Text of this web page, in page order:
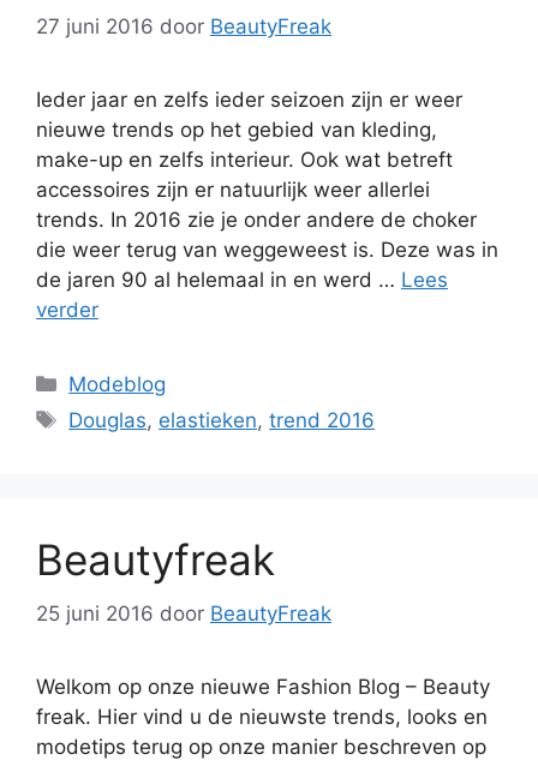
27 juni 2016 door BeautyFreak
Ieder jaar en zelfs ieder seizoen zijn er weer
nieuwe trends op het gebied van kleding,
make-up en zelfs interieur. Ook wat betreft
accessoires zijn er natuurlijk weer allerlei
trends. In 2016 zie je onder andere de choker
die weer terug van weggeweest is. Deze was in
de jaren 90 al helemaal in en werd … Lees
verder
Categorieën
Modeblog
Tags
Douglas, elastieken,trend 2016
Beautyfreak
25 juni 2016 door BeautyFreak
Welkom op onze nieuwe Fashion Blog – Beauty
freak. Hier vind u de nieuwste trends, looks en
modetips terug op onze manier beschreven op